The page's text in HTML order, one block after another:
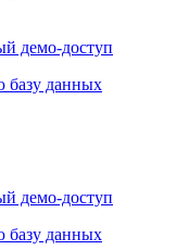
данных